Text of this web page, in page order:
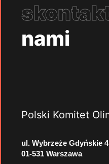
nami
Polski Komitet
ul. Wybrzeże Gdyńskie 4
01-531 Warszawa